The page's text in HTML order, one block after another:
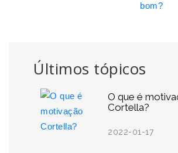
Últimos tópicos
O que é
Cortella?
2022-01-17
bom?